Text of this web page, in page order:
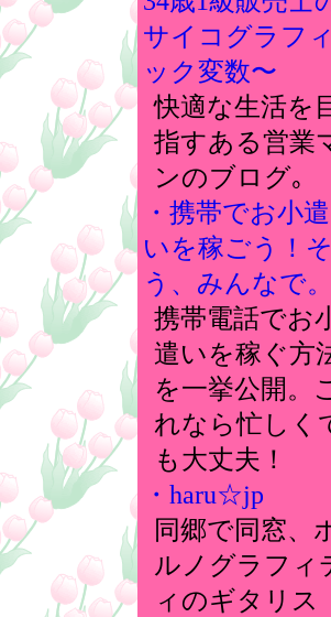
サイコグラフィ
ック変数〜
快適な生活を
指すある営業
ンのブログ｡
・携帯でお小遣
いを稼ごう！そ
う、みんなで。
携帯電話でお
遣いを稼ぐ方
を一挙公開。こ
れなら忙しく
も大丈夫！
・haru☆jp
同郷で同窓、
ルノグラフィ
ィのギタリス